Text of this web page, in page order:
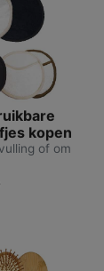
kopen
of om